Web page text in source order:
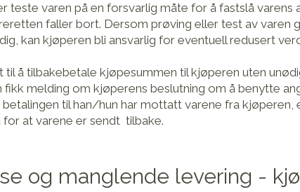
teste varen på en forsvarlig måte for å fastslå varens
faller bort. Dersom prøving eller test av varen
kan kjøperen bli ansvarlig for eventuell redusert
å tilbakebetale kjøpesummen til kjøperen uten
fikk melding om kjøperens beslutning om å benytte
til han/hun har mottatt varene fra kjøperen,
at varene er sendt tilbake.
og manglende levering -